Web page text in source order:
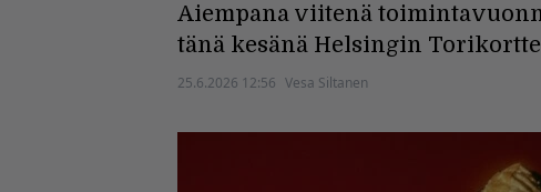
Aiempana viitenä
tänä kesänä Helsingin
25.6.2026 12:56 Vesa Siltanen